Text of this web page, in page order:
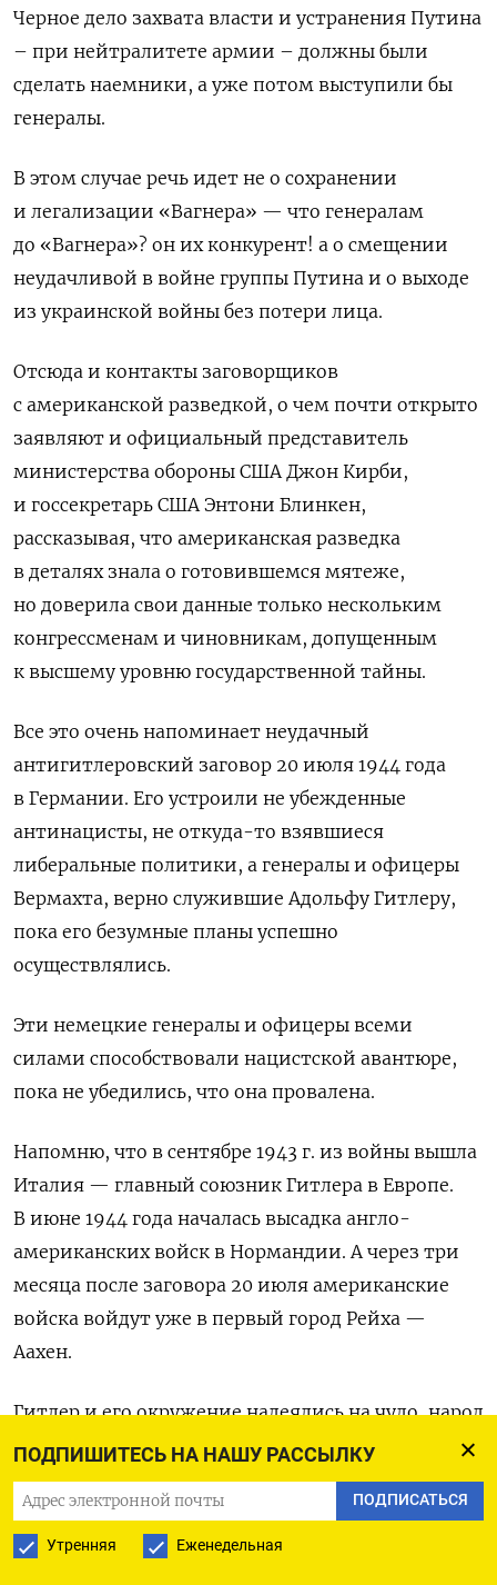
ПОДПИШИТЕСЬ НА НАШУ РАССЫЛКУ
ПОДПИСАТЬСЯ
Утренняя Еженедельная
Черное дело захвата власти и устранения Путина
– при нейтралитете армии – должны были
сделать наемники, а уже потом выступили бы
генералы.
В этом случае речь идет не о сохранении
и легализации «Вагнера» — что генералам
до «Вагнера»? он их конкурент! а о смещении
неудачливой в войне группы Путина и о выходе
из украинской войны без потери лица.
Отсюда и контакты заговорщиков
с американской разведкой, о чем почти открыто
заявляют и официальный представитель
министерства обороны США Джон Кирби,
и госсекретарь США Энтони Блинкен,
рассказывая, что американская разведка
в деталях знала о готовившемся мятеже,
но доверила свои данные только нескольким
конгрессменам и чиновникам, допущенным
к высшему уровню государственной тайны.
Все это очень напоминает неудачный
антигитлеровский заговор 20 июля 1944 года
в Германии. Его устроили не убежденные
антинацисты, не откуда-то взявшиеся
либеральные политики, а генералы и офицеры
Вермахта, верно служившие Адольфу Гитлеру,
пока его безумные планы успешно
осуществлялись.
Эти немецкие генералы и офицеры всеми
силами способствовали нацистской авантюре,
пока не убедились, что она провалена.
Напомню, что в сентябре 1943 г. из войны вышла
Италия — главный союзник Гитлера в Европе.
В июне 1944 года началась высадка англо-
американских войск в Нормандии. А через три
месяца после заговора 20 июля американские
войска войдут уже в первый город Рейха —
Аахен.
Гитлер и его окружение надеялись на чудо, народ
Германии был отравлен геббельсовской
пропагандой и не понимал, как близка страна
к полному разгрому, а вот боевые генералы
и офицеры Вермахта все видели и все понимали.